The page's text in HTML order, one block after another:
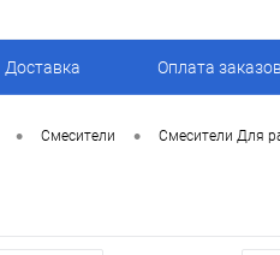
Доставка Оплата заказов
• Смесители • Смесители Для